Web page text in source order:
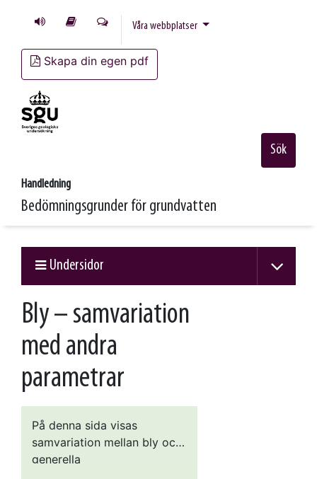
Våra webbplatser
Skapa din egen pdf
Handledning
Bedömningsgrunder för grundvatten
Sök
Undersidor
Bly – samvariation
med andra
parametrar
På denna sida visas
samvariation mellan bly och
generella